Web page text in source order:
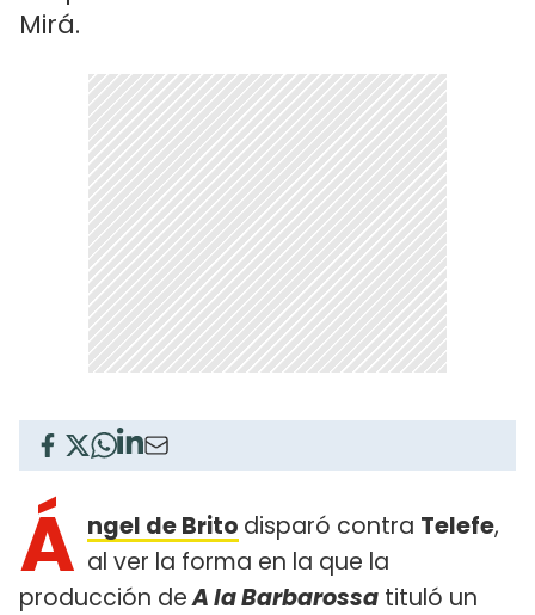
Mirá.
Á ngel de Brito disparó contra Telefe,
al ver la forma en la que la
producción deA la Barbarossa tituló un